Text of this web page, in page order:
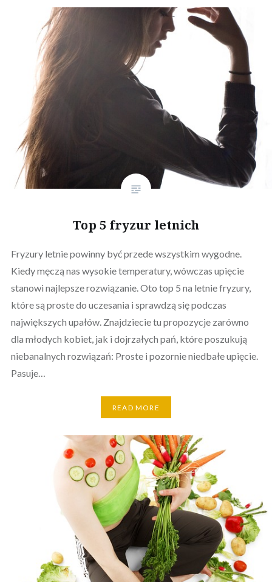
Top 5 fryzur letnich
Fryzury letnie powinny być przede wszystkim wygodne.
Kiedy męczą nas wysokie temperatury, wówczas upięcie
stanowi najlepsze rozwiązanie. Oto top 5 na letnie fryzury,
które są proste do uczesania i sprawdzą się podczas
największych upałów. Znajdziecie tu propozycje zarówno
dla młodych kobiet, jak i dojrzałych pań, które poszukują
niebanalnych rozwiązań: Proste i pozornie niedbałe upięcie.
Pasuje…
READ MORE